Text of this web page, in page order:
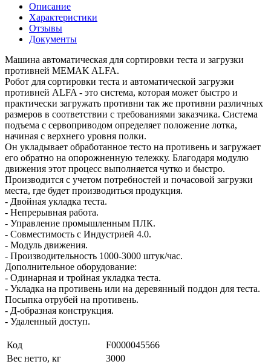
Описание
Характеристики
Отзывы
Документы
Машина автоматическая для сортировки теста и загрузки
противней MEMAK ALFA.
Робот для сортировки теста и автоматической загрузки
противней ALFA - это система, которая может быстро и
практически загружать противни так же противни различных
размеров в соответствии с требованиями заказчика. Система
подъема с сервоприводом определяет положение лотка,
начиная с верхнего уровня полки.
Он укладывает обработанное тесто на противень и загружает
его обратно на опорожненную тележку. Благодаря модулю
движения этот процесс выполняется чутко и быстро.
Производится с учетом потребностей и почасовой загрузки
места, где будет производиться продукция.
- Двойная укладка теста.
- Непрерывная работа.
- Управление промышленным ПЛК.
- Совместимость с Индустрией 4.0.
- Модуль движения.
- Производительность 1000-3000 штук/час.
Дополнительное оборудование:
- Одинарная и тройная укладка теста.
- Укладка на противень или на деревянный поддон для теста.
Посыпка отрубей на противень.
- Д-образная конструкция.
- Удаленный доступ.
Код
F0000045566
Вес нетто, кг
3000